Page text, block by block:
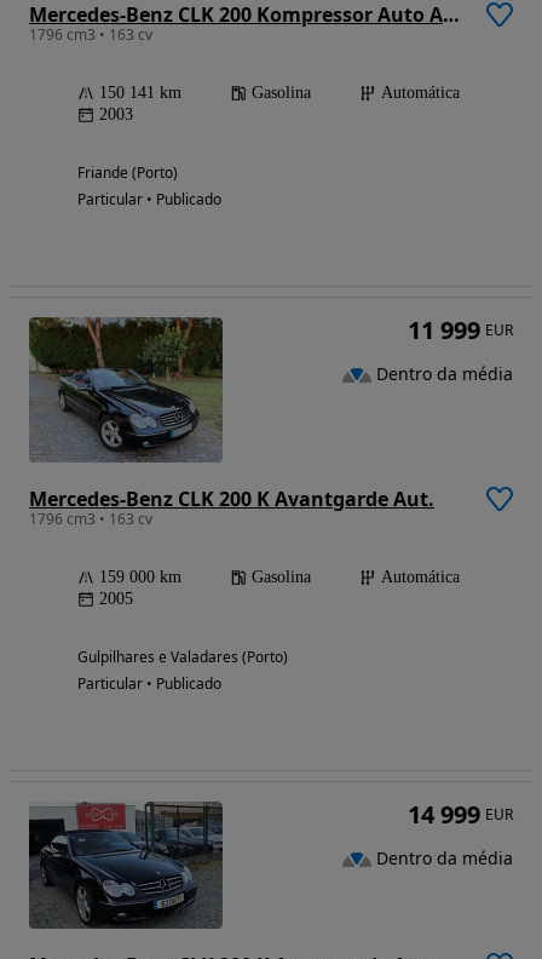
Mercedes-Benz CLK 200 Kompressor Auto Avantgarde
1796 cm3 • 163 cv
150 141 km Gasolina
Automática
2003
Friande (Porto)
Particular • Publicado
Mercedes-Benz CLK 200 K Avantgarde Aut.
1796 cm3 • 163 cv
159 000 km Gasolina
Automática
2005
Gulpilhares e Valadares (Porto)
Particular • Publicado
11 999 EUR
Dentro da média
14 999 EUR
Dentro da média